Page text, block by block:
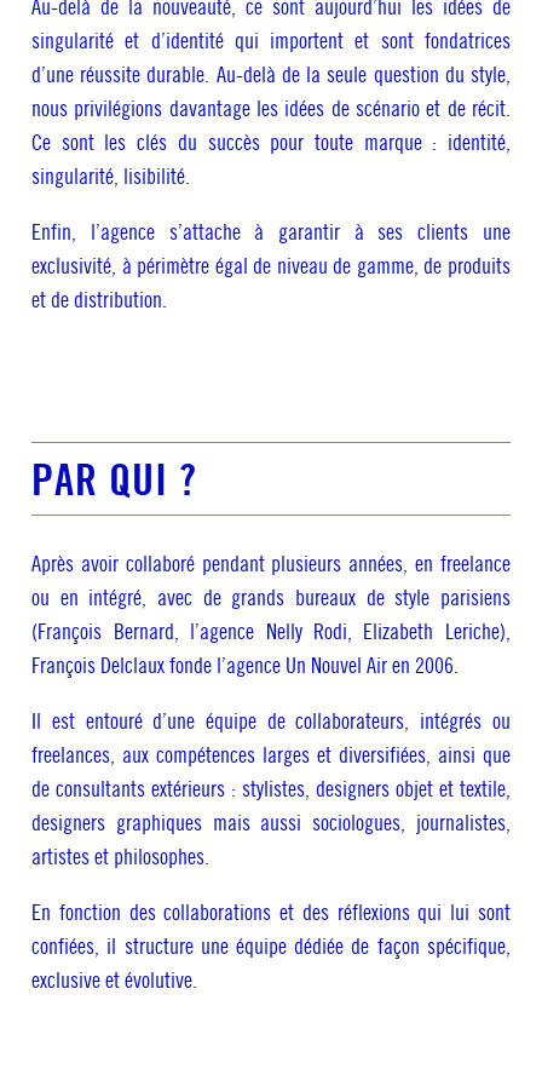
Au-delà de la nouveauté, ce sont aujourd’hui les idées de
singularité et d’identité qui importent et sont fondatrices
d’une réussite durable. Au-delà de la seule question du style,
nous privilégions davantage les idées de scénario et de récit.
Ce sont les clés du succès pour toute marque : identité,
singularité, lisibilité.
Enfin, l’agence s’attache à garantir à ses clients une
exclusivité, à périmètre égal de niveau de gamme, de produits
et de distribution.
PAR QUI ?
Après avoir collaboré pendant plusieurs années, en freelance
ou en intégré, avec de grands bureaux de style parisiens
(François Bernard, l’agence Nelly Rodi, Elizabeth Leriche),
François Delclaux fonde l’agence Un Nouvel Air en 2006.
Il est entouré d’une équipe de collaborateurs, intégrés ou
freelances, aux compétences larges et diversifiées, ainsi que
de consultants extérieurs : stylistes, designers objet et textile,
designers graphiques mais aussi sociologues, journalistes,
artistes et philosophes.
En fonction des collaborations et des réflexions qui lui sont
confiées, il structure une équipe dédiée de façon spécifique,
exclusive et évolutive.